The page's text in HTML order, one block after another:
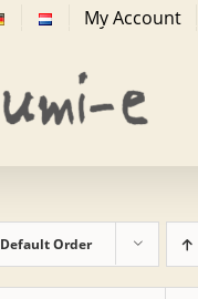
My Account
Default Order